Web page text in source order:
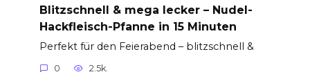
Blitzschnell & mega lecker – Nudel-
Hackfleisch-Pfanne in 15 Minuten
Perfekt für den Feierabend – blitzschnell &
0 2.5k.